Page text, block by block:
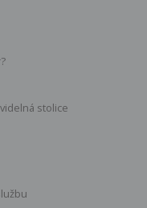
stolice